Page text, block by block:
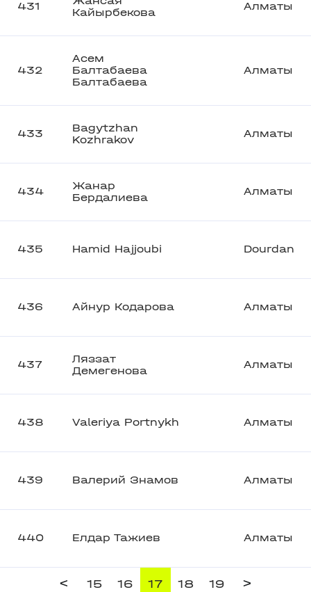
431
Кайырбекова
Алматы
432
Асем
Балтабаева
Балтабаева
Алматы
433
Bagytzhan
Kozhrakov
Алматы
434
Жанар
Бердалиева
Алматы
435 Hamid Hajjoubi Dourdan
436 Айнур Кодарова Алматы
437
Ляззат
Демегенова
Алматы
438 Valeriya Portnykh Алматы
439 Валерий Знамов Алматы
440 Елдар Тажиев Алматы
< 15 16 17 18 19 >